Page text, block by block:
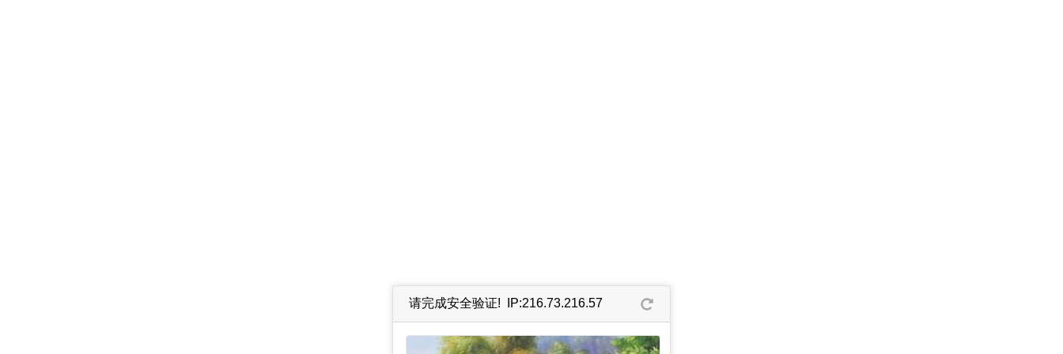
请完成安全验证! IP:216.73.216.57